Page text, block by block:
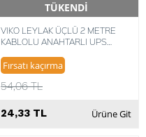
TÜKENDİ
Hızlı Teslimat
VIKO LEYLAK ÜÇLÜ 2 METRE
KABLOLU ANAHTARLI UPS
Fırsatı kaçırma
54,06 TL
24,33 TL Ürüne Git